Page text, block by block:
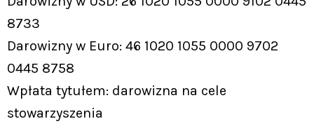
8733
Darowizny w Euro: 46 1020 1055 0000 9702
0445 8758
Wpłata tytułem: darowizna na cele
stowarzyszenia